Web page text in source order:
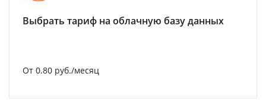
Выбрать тариф на облачную базу данных
От 0.80 руб./месяц